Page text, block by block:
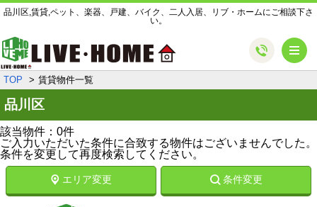
品川区,賃貸,ペット、楽器、戸建、バイク、二人入居、リブ・ホームにご相談下さ
い。
TOP 賃貸物件一覧
品川区
該当物件：0件
ご入力いただいた条件に合致する物件はございませんでした。
条件を変更して再度検索してください。
エリア変更 条件変更